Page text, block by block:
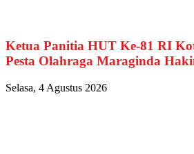
Ketua Panitia HUT Ke-81 RI
Pesta Olahraga Maraginda
Selasa, 4 Agustus 2026